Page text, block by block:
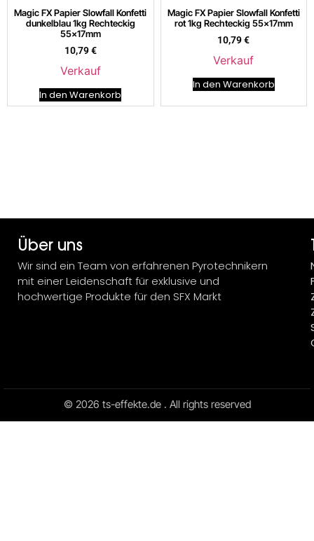
Magic FX Papier Slowfall Konfetti
dunkelblau 1kg Rechteckig
55x17mm
10,79€
Verkauf
In den Warenkorb
Magic FX Papier Slowfall Konfetti
rot 1kg Rechteckig 55x17mm
10,79€
Verkauf
In den Warenkorb
Über uns
Wir sind ein Team von erfahrenen Pyrotechnikern
mit einer Leidenschaft für exklusive und
hochwertige Produkte für den SFX Markt
© 2026 ts-effekte.de . All rights reserved